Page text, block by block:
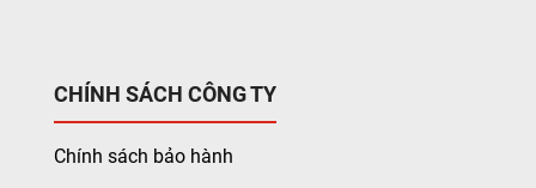
CHÍNH SÁCH CÔNG TY
Chính sách bảo hành